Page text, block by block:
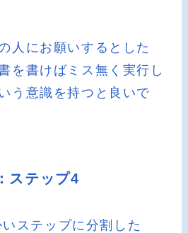
人にお願いするとした
を書けばミス無く実行し
う意識を持つと良いで
ステップ4
ステップに分割した